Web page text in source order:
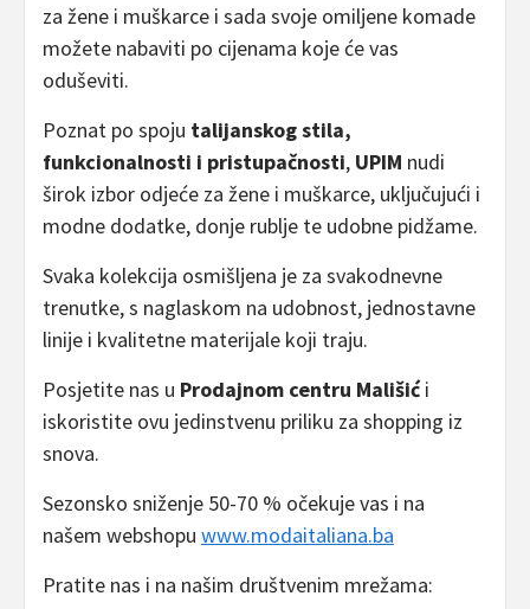
za žene i muškarce i sada svoje omiljene komade
možete nabaviti po cijenama koje će vas
oduševiti.
Poznat po spoju talijanskog stila,
funkcionalnosti i pristupačnosti, UPIM nudi
širok izbor odjeće za žene i muškarce, uključujući i
modne dodatke, donje rublje te udobne pidžame.
Svaka kolekcija osmišljena je za svakodnevne
trenutke, s naglaskom na udobnost, jednostavne
linije i kvalitetne materijale koji traju.
Posjetite nas u Prodajnom centru Mališići
iskoristite ovu jedinstvenu priliku za shopping iz
snova.
Sezonsko sniženje 50-70 % očekuje vas i na
našem webshopu www.modaitaliana.ba
Pratite nas i na našim društvenim mrežama: